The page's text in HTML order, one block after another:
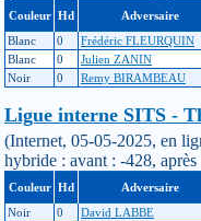
Couleur Hd Adversaire
Blanc
0 Frédéric FLEURQUIN
Blanc
0 Julien ZANIN
Noir
0 Remy BIRAMBEAU
Ligue interne SITS -
(Internet, 05-05-2025, en
hybride : avant : -428,
Couleur Hd Adversaire
Noir
0 David LABBE